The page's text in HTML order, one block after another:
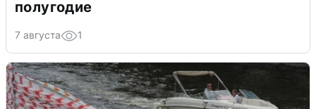
полугодие
7 августа 1